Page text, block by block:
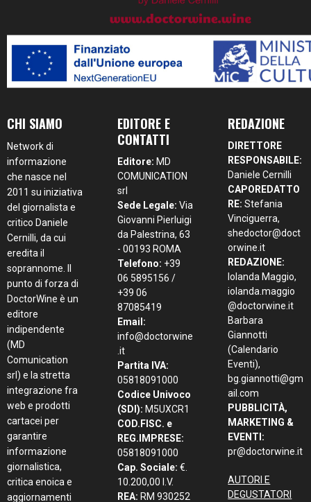
CHI SIAMO
Network di
informazione
che nasce nel
2011 su iniziativa
del giornalista e
critico Daniele
Cernilli, da cui
eredita il
soprannome. Il
punto di forza di
DoctorWine è un
editore
indipendente
(MD
Comunication
srl) e la stretta
integrazione fra
web e prodotti
cartacei per
garantire
informazione
giornalistica,
critica enoica e
aggiornamenti
EDITORE E
CONTATTI
Editore: MD
COMUNICATION
srl
Sede Legale: Via
Giovanni Pierluigi
da Palestrina, 63
- 00193 ROMA
Telefono: +39
06 5895156 /
+39 06
87085419
Email:
info@doctorwine
.it
Partita IVA:
05818091000
Codice Univoco
(SDI): M5UXCR1
COD.FISC. e
REG.IMPRESE:
05818091000
Cap. Sociale: €.
10.200,00 I.V.
REA: RM 930252
REDAZIONE
DIRETTORE
RESPONSABILE:
Daniele Cernilli
CAPOREDATTO
RE: Stefania
Vinciguerra,
shedoctor@doct
orwine.it
REDAZIONE:
Iolanda Maggio,
iolanda.maggio
@doctorwine.it
Barbara
Giannotti
(Calendario
Eventi),
bg.giannotti@gm
ail.com
PUBBLICITÀ,
MARKETING &
EVENTI:
pr@doctorwine.it
AUTORI E
DEGUSTATORI